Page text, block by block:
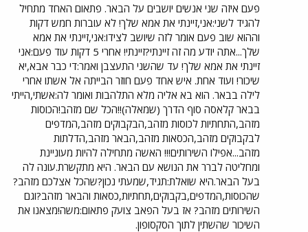
פעם איזה שני אנשים יושבים על הבאר. פתאום האחד מתחיל
להגיד לשני:אני,זיינתי את אמא שלך! לא עוברות חמש דקות
וההוא שוב פעם אומר לזה שיושב לצידו:אני,זיינתי את אמא
שלך...אתה יודע מה זה זיינתי?זיינתי! אחרי 5 דקות עוד פעם:אני
זיינתי את אמא שלך! עד שהשני התעצבן ואמר:די כבר אבא,יא
שיכור! ועוד אחת. איש אחד פעם חוזר הבייתה אל אשתו אחרי
לילה בבאר. הוא בא אליה מלא התלהבות ואומר לה:אשתי,הייתי
בבאר קלאסה סוף הדרך (שמאלה)!!הכל שם מזהב!הכוסות
מזהב,התחתיות לכוסות מזהב,הבקבוקים מזהב,המדפים
לבקבוקים מזהב,הכסאות מזהב,הבאר מזהב,הדלתות
מזהב...אפילו השירותים!!! האשה מתחילה להיות מעוניינת
ומחליטה לברר את הנושא עם הבאר. היא מתקשרת.עונה לה
בעל הבאר.היא שואלת:תגיד,שמעתי נכון?שהכל אצלכם מזהב?
שהכוסות,המדפים,בקבוקים,תחתיות,כסאות והבאר מזהב?וגם
השירותים מזהב? אז בעל הפאב צועק פתאום:משה!מצאנו את
השיכור שהשתין לתוך הסקסופון.